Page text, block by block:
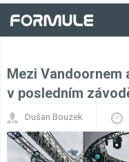
Mezi Vandoornem
v posledním
Dušan Bouzek